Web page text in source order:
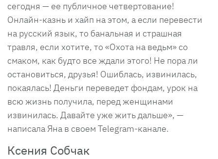
сегодня — ее публичное четвертование!
Онлайн-казнь и хайп на этом, а если перевести
на русский язык, то банальная и страшная
травля, если хотите, то «Охота на ведьм» со
смаком, как будто все ждали этого! Не пора ли
остановиться, друзья! Ошиблась, извинилась,
покаялась! Деньги переведет фондам, урок на
всю жизнь получила, перед женщинами
извинилась. Давайте уже жить дальше», —
написала Яна в своем Telegram-канале.
Ксения Собчак